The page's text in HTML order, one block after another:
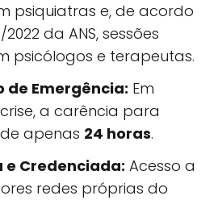
psiquiatras e, de acordo
da ANS, sessões
psicólogos e terapeutas.
Emergência: Em
a carência para
apenas 24 horas.
e Credenciada: Acesso a
redes próprias do